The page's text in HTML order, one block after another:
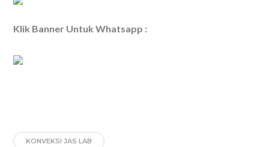
Klik Banner Untuk Whatsapp :
KONVEKSI JAS LAB